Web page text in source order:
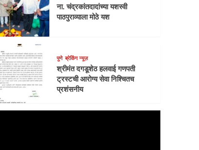
ना. चंद्रकांतदादांच्या यशस्वी
पाठपुराव्याला मोठे यश
पुणे ब्रेकिंग न्यूज़
श्रीमंत दगडूशेठ हलवाई गणपती
ट्रस्टची आरोग्य सेवा निश्चितच
प्रशंसनीय